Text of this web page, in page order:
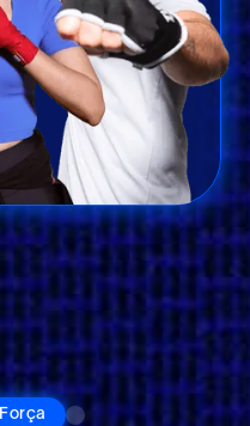
Kickboxing
Muay Thai
Speed & Power
ForçaMeditação